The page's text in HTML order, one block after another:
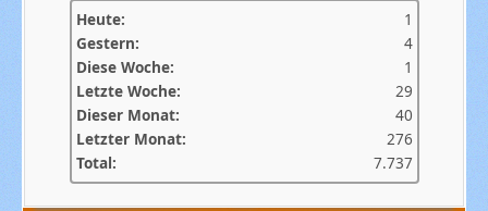
Heute:
1
Gestern:
4
Diese Woche:
1
Letzte Woche:
29
Dieser Monat:
40
Letzter Monat:
276
Total:
7.737